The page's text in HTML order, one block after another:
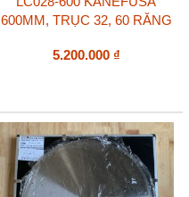
600MM, TRỤC 32, 60 RĂNG
5.200.000 ₫